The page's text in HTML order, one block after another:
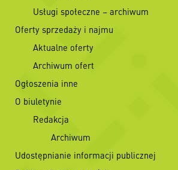
Usługi społeczne – archiwum
Oferty sprzedaży i najmu
Aktualne oferty
Archiwum ofert
Ogłoszenia inne
O biuletynie
Redakcja
Archiwum
Udostępnianie informacji publicznej